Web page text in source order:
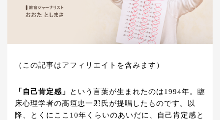
（この記事はアフィリエイトを含みます）
「自己肯定感」
という言葉が生まれたのは1994年。臨
床心理学者の高垣忠一郎氏が提唱したものです。以
降、とくにここ10年くらいのあいだに、自己肯定感と